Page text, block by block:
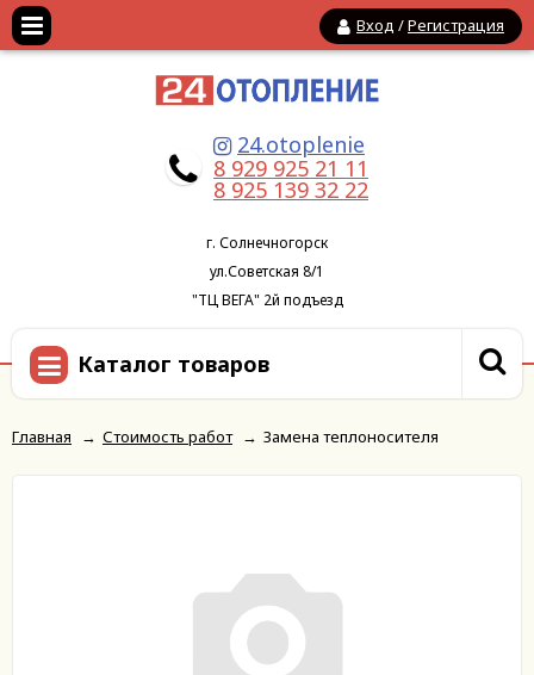
Вход /Регистрация
24.otoplenie
8 929 925 21 11
8 925 139 32 22
г. Солнечногорск
ул.Советская 8/1
"ТЦ ВЕГА" 2й подъезд
Каталог товаров
Главная → Стоимость работ → Замена теплоносителя